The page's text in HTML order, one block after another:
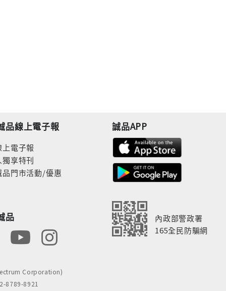
品線上電子報
電子報
享特刊
品門市活動/優惠
品
誠品APP
內政部警政署
165全民防騙網
Corporation)
8789-8921